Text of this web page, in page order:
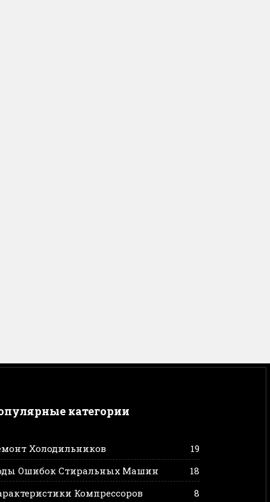
категории
Холодильников
19
Ошибок Стиральных Машин
18
Компрессоров
8